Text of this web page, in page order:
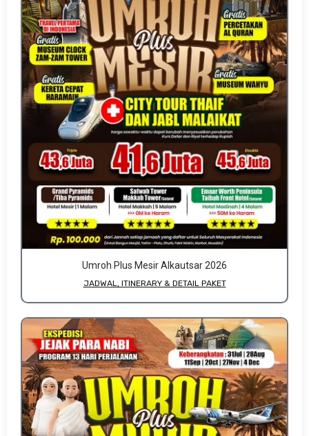
Umroh Plus Mesir Alkautsar 2026
JADWAL, ITINERARY & DETAIL PAKET